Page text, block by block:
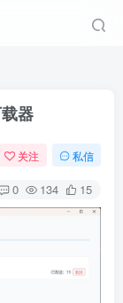
器
关注 私信
0 134 15